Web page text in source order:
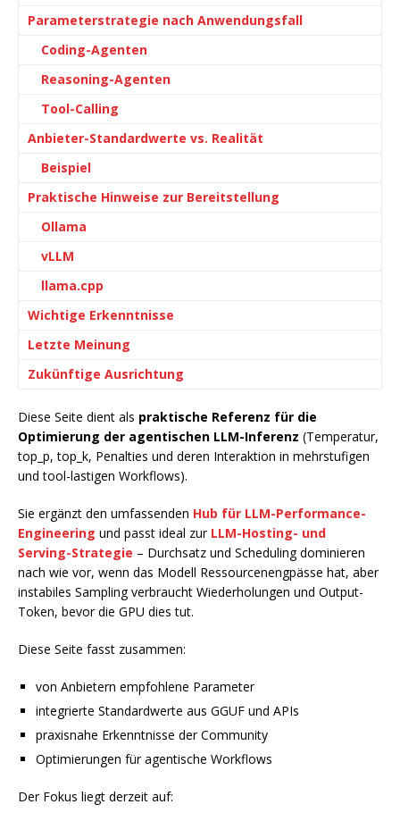
Parameterstrategie nach Anwendungsfall
Coding-Agenten
Reasoning-Agenten
Tool-Calling
Anbieter-Standardwerte vs. Realität
Beispiel
Praktische Hinweise zur Bereitstellung
Ollama
vLLM
llama.cpp
Wichtige Erkenntnisse
Letzte Meinung
Zukünftige Ausrichtung
Diese Seite dient als praktische Referenz für die
Optimierung der agentischen LLM-Inferenz (Temperatur,
top_p, top_k, Penalties und deren Interaktion in mehrstufigen
und tool-lastigen Workflows).
Sie ergänzt den umfassenden Hub für LLM-Performance-
Engineering und passt ideal zur LLM-Hosting- und
Serving-Strategie – Durchsatz und Scheduling dominieren
nach wie vor, wenn das Modell Ressourcenengpässe hat, aber
instabiles Sampling verbraucht Wiederholungen und Output-
Token, bevor die GPU dies tut.
Diese Seite fasst zusammen:
von Anbietern empfohlene Parameter
integrierte Standardwerte aus GGUF und APIs
praxisnahe Erkenntnisse der Community
Optimierungen für agentische Workflows
Der Fokus liegt derzeit auf: